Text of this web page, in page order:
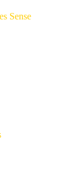
Sense